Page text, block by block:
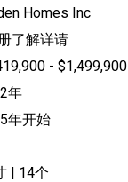
Homes Inc
了解详请
- $1,499,900
年
年开始
| 14个